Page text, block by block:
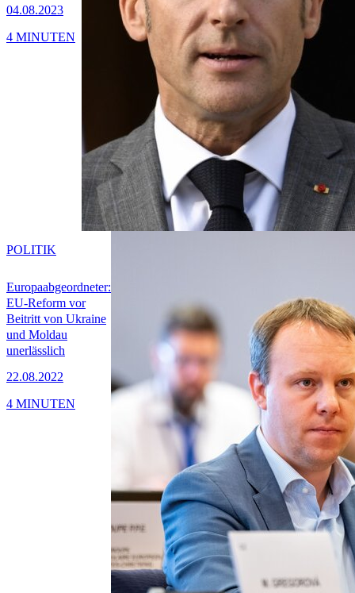
04.08.2023
4 MINUTEN
Europaabgeordneter:
EU-Reform vor
Beitritt von Ukraine
und Moldau
unerlässlich
22.08.2022
POLITIK
4 MINUTEN